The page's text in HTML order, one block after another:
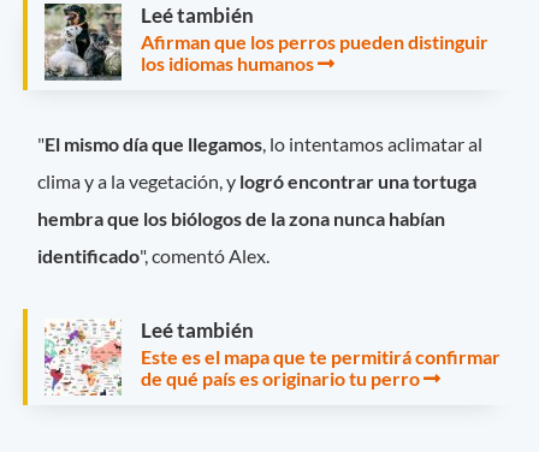
Leé también
Afirman que los perros pueden distinguir
los idiomas humanos
"El mismo día que llegamos , lo intentamos aclimatar al
clima y a la vegetación, y logró encontrar una tortuga
hembra que los biólogos de la zona nunca habían
identificado", comentó Alex.
Leé también
Este es el mapa que te permitirá confirmar
de qué país es originario tu perro